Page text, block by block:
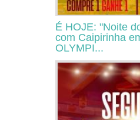
É HOJE: "Noite
com Caipirinha
OLYMPI...